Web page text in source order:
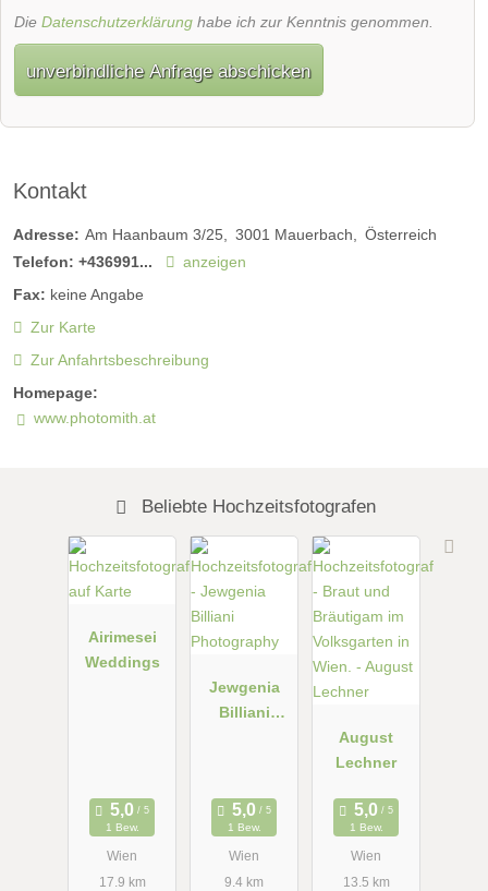
Die Datenschutzerklärung habe ich zur Kenntnis genommen.
unverbindliche Anfrage abschicken
Kontakt
Adresse: Am Haanbaum 3/25 3001 Mauerbach
Österreich
Telefon: +436991...
anzeigen
Fax: keine Angabe
Zur Karte
Zur Anfahrtsbeschreibung
Homepage:
www.photomith.at
Beliebte Hochzeitsfotografen
Airimesei
Weddings
1 Bew.
Wien
17.9 km
Jewgenia
Billiani
1 Bew.
Wien
9.4 km
August
Lechner
1 Bew.
Wien
13.5 km